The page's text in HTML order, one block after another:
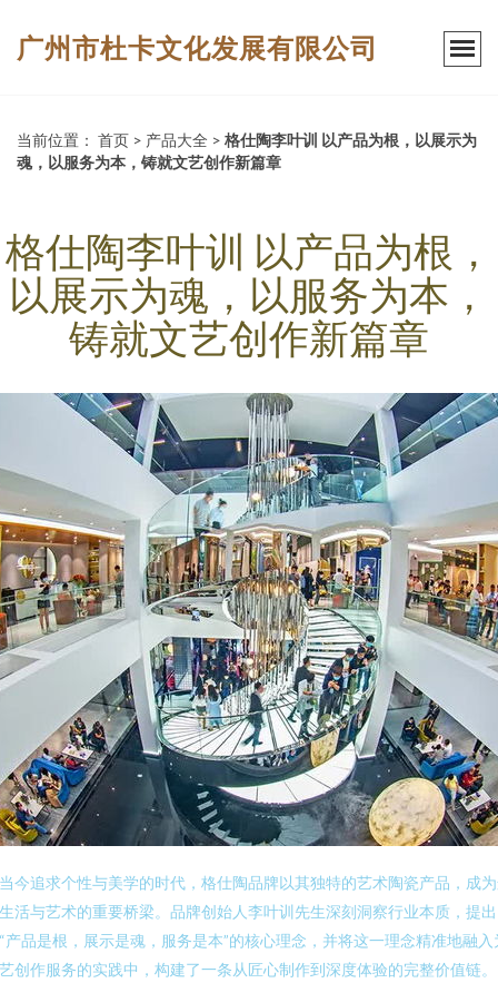
广州市杜卡文化发展有限公司
当前位置： 首页 > 产品大全 > 格仕陶李叶训 以产品为根，以展示为
魂，以服务为本，铸就文艺创作新篇章
格仕陶李叶训 以产品为根，
以展示为魂，以服务为本，
铸就文艺创作新篇章
今追求个性与美学的时代，格仕陶品牌以其独特的艺术陶瓷产品，成
活与艺术的重要桥梁。品牌创始人李叶训先生深刻洞察行业本质，提出
产品是根，展示是魂，服务是本”的核心理念，并将这一理念精准地融入
创作服务的实践中，构建了一条从匠心制作到深度体验的完整价值链。